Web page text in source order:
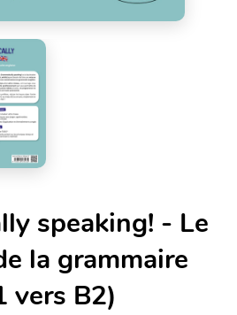
speaking! - Le
la grammaire
vers B2)